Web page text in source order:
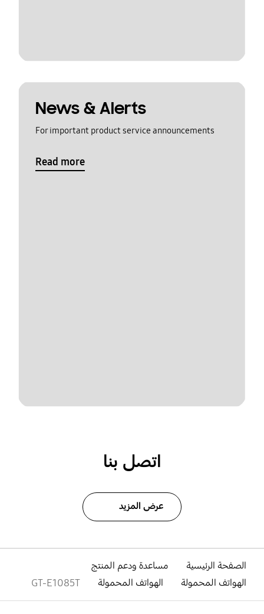
News & Alerts
For important product service announcements
Read more
اتصل بنا
عرض المزيد
الصفحة الرئيسية
مساعدة ودعم المنتج
الهواتف المحمولة
الهواتف المحمولة GT-E1085T